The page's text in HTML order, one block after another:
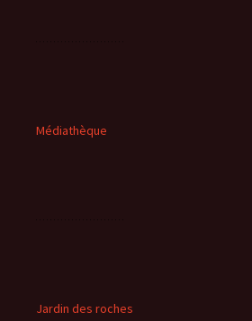
Médiathèque
Jardin des roches